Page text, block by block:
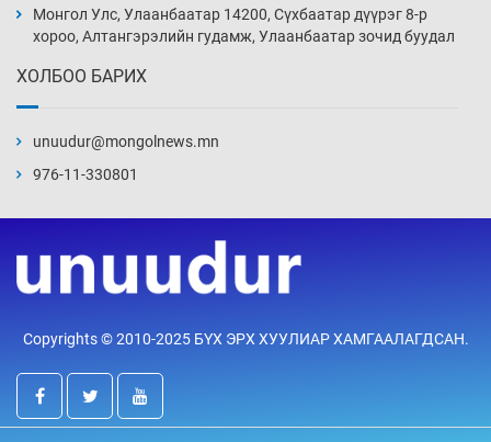
9 цаг 12 мин
хэмжээг шинэчлэн тогтоох нь
10 цаг 12 мин
мөнгө, хүрэл медаль хүртэв
10 цаг 39 мин
Монгол Улс, Улаанбаатар 14200, Сүхбаатар дүүрэг 8-р
хороо, Алтангэрэлийн гудамж, Улаанбаатар зочид буудал
ХОЛБОО БАРИХ
unuudur@mongolnews.mn
976-11-330801
Copyrights © 2010-2025 БҮХ ЭРХ ХУУЛИАР ХАМГААЛАГДСАН.